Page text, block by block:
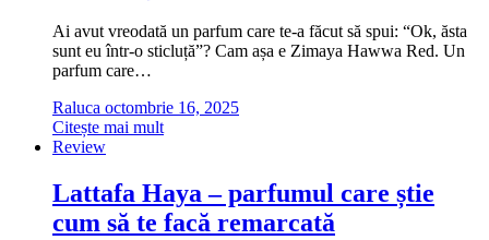
Ai avut vreodată un parfum care te-a făcut să spui: “Ok, ăsta
sunt eu într-o sticluță”? Cam așa e Zimaya Hawwa Red. Un
parfum care…
Raluca octombrie 16, 2025
Citește mai mult
Review
Lattafa Haya – parfumul care știe
cum să te facă remarcată